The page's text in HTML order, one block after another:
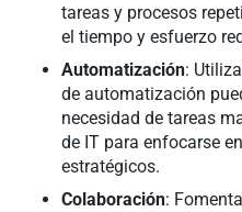
tareas y procesos
el tiempo y esfuerzo
Automatización:
de automatización
necesidad de tareas
de IT para enfocarse
estratégicos.
Colaboración: